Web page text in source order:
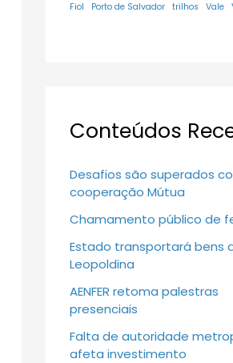
Fiol Porto de Salvador trilhos Vale
Conteúdos
Desafios são superados
cooperação Mútua
Chamamento público de
Estado transportará bens
Leopoldina
AENFER retoma palestras
presenciais
Falta de autoridade
afeta investimento